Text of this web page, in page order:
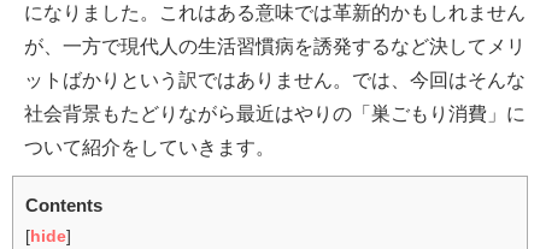
になりました。これはある意味では革新的かもしれません
が、一方で現代人の生活習慣病を誘発するなど決してメリ
ットばかりという訳ではありません。では、今回はそんな
社会背景もたどりながら最近はやりの「巣ごもり消費」に
ついて紹介をしていきます。
Contents
[ hide]